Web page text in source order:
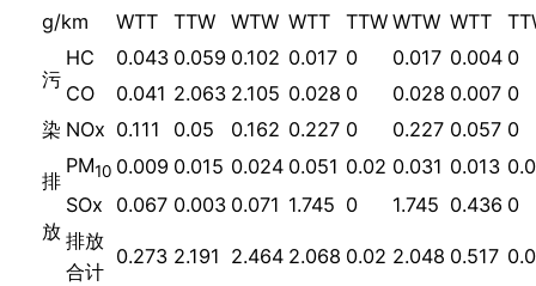
g/km
WTT TTW WTW WTT TTW WTW WTT
污
染
排
放
HC 0.043 0.059 0.102 0.017 0 0.017 0.004 0
CO
0.041 2.063 2.105 0.028 0 0.028 0.007 0
NOx 0.111 0.05 0.162 0.227 0 0.227 0.057 0
PM10 0.009 0.015 0.024 0.051 0.02 0.031 0.013
SOx
0.067 0.003 0.071 1.745 0 1.745 0.436 0
排放
合计
0.273 2.191 2.464 2.068 0.02 2.048 0.517